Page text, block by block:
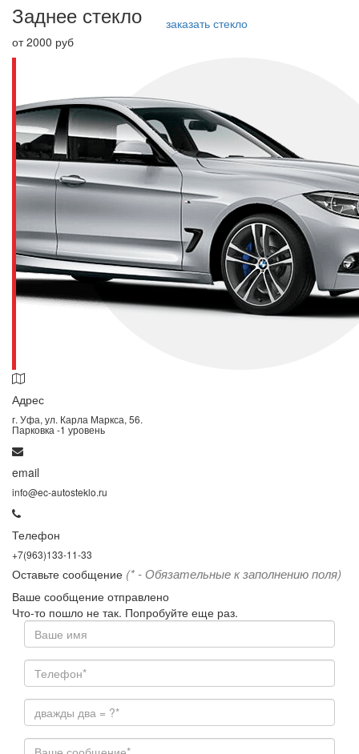
Заднее стекло
от 2000 руб
заказать стекло
Адрес
г. Уфа, ул. Карла Маркса, 56.
Парковка -1 уровень
email
info@ec-autosteklo.ru
Телефон
+7(963)133-11-33
Оставьте сообщение (* - Обязательные к заполнению поля)
Ваше сообщение отправлено
Что-то пошло не так. Попробуйте еще раз.